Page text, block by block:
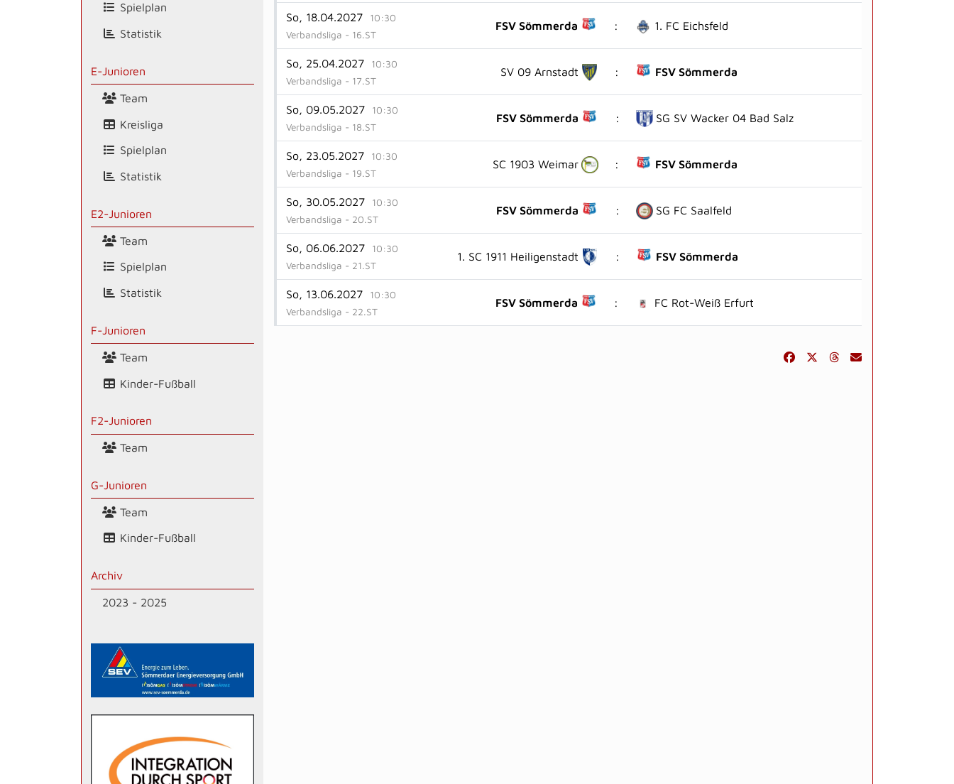
Spielplan
Statistik
E-Junioren
Team
Kreisliga
Spielplan
Statistik
E2-Junioren
Team
Spielplan
Statistik
F-Junioren
Team
Kinder-Fußball
F2-Junioren
Team
G-Junioren
Team
Kinder-Fußball
Archiv
2023 - 2025
So, 18.04.2027
10:30
Verbandsliga - 16.ST
FSV Sömmerda : 1. FC Eichsfeld
So, 25.04.2027
10:30
Verbandsliga - 17.ST
SV 09 Arnstadt : FSV Sömmerda
So, 09.05.2027
10:30
Verbandsliga - 18.ST
FSV Sömmerda : SG SV Wacker 04 Bad Salz
So, 23.05.2027
10:30
Verbandsliga - 19.ST
SC 1903 Weimar : FSV Sömmerda
So, 30.05.2027
10:30
Verbandsliga - 20.ST
FSV Sömmerda : SG FC Saalfeld
So, 06.06.2027
10:30
Verbandsliga - 21.ST
1. SC 1911 Heiligenstadt : FSV Sömmerda
So, 13.06.2027
10:30
Verbandsliga - 22.ST
FSV Sömmerda : FC Rot-Weiß Erfurt